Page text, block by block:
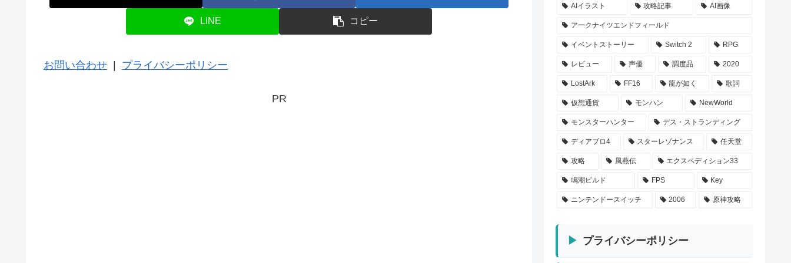
LINE コピー
お問い合わせ | プライバシーポリシー
PR
AIイラスト 攻略記事 AI画像
アークナイツエンドフィールド
イベントストーリー Switch 2 RPG
レビュー 声優 調度品 2020
LostArk FF16 龍が如く 歌詞
仮想通貨 モンハン NewWorld
モンスターハンター デス・ストランディング
ディアブロ4 スターレゾナンス 任天堂
攻略 風燕伝 エクスペディション33
鳴潮ビルド FPS Key
ニンテンドースイッチ 2006 原神攻略
プライバシーポリシー